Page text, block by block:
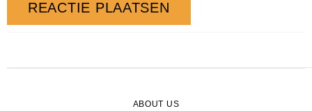
ABOUT US